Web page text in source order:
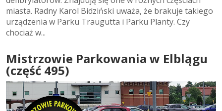
miasta. Radny Karol Bidziński uważa, że brakuje takiego
urządzenia w Parku Traugutta i Parku Planty. Czy
chociaż w...
Mistrzowie Parkowania w Elblągu
(część 495)